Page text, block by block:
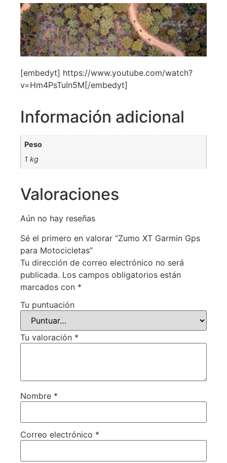
[embedyt] https://www.youtube.com/watch?
v=Hm4PsTuIn5M[/embedyt]
Información adicional
Peso
1 kg
Valoraciones
Aún no hay reseñas
Sé el primero en valorar “Zumo XT Garmin Gps
para Motocicletas”
Tu dirección de correo electrónico no será
publicada. Los campos obligatorios están
marcados con *
Tu puntuación
Tu valoración *
Nombre *
Correo electrónico *